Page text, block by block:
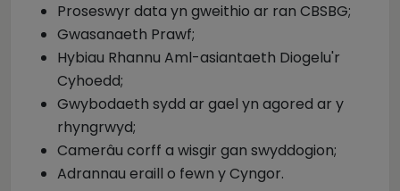
Proseswyr data yn gweithio ar ran CBSBG;
Gwasanaeth Prawf;
Hybiau Rhannu Aml-asiantaeth Diogelu'r
Cyhoedd;
Gwybodaeth sydd ar gael yn agored ar y
rhyngrwyd;
Camerâu corff a wisgir gan swyddogion;
Adrannau eraill o fewn y Cyngor.